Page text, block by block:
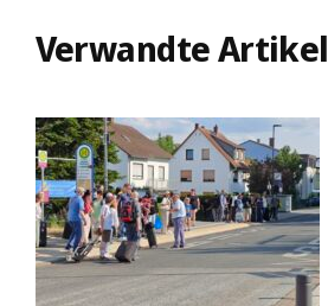
Verwandte Artikel